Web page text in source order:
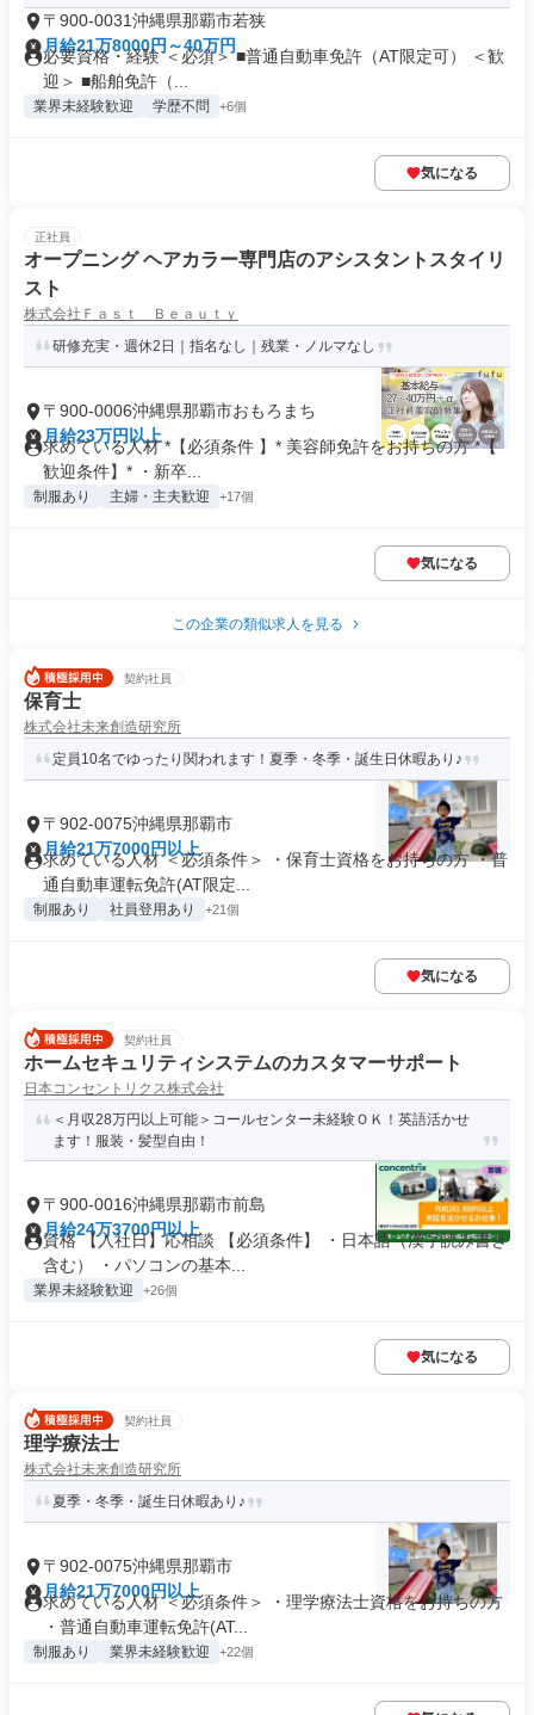
〒900-0031沖縄県那覇市若狭
月給21万8000円～40万円
必要資格・経験 ＜必須＞ ■普通自動車免許（AT限定可） ＜歓
迎＞ ■船舶免許（...
業界未経験歓迎 学歴不問 +6個
気になる
正社員
オープニング ヘアカラー専門店のアシスタントスタイリ
スト
株式会社Ｆａｓｔ Ｂｅａｕｔｙ
研修充実・週休2日｜指名なし｜残業・ノルマなし
〒900-0006沖縄県那覇市おもろまち
月給23万円以上
求めている人材 *【必須条件 】* 美容師免許をお持ちの方 *【
歓迎条件】* ・新卒...
制服あり 主婦・主夫歓迎 +17個
気になる
この企業の類似求人を見る
契約社員
保育士
株式会社未来創造研究所
定員10名でゆったり関われます！夏季・冬季・誕生日休暇あり♪
〒902-0075沖縄県那覇市
月給21万7000円以上
求めている人材 ＜必須条件＞ ・保育士資格をお持ちの方 ・普
通自動車運転免許(AT限定...
制服あり 社員登用あり +21個
気になる
契約社員
ホームセキュリティシステムのカスタマーサポート
日本コンセントリクス株式会社
＜月収28万円以上可能＞コールセンター未経験ＯＫ！英語活かせ
ます！服装・髪型自由！
〒900-0016沖縄県那覇市前島
月給24万3700円以上
資格 【入社日】応相談 【必須条件】 ・日本語（漢字読み書き
含む） ・パソコンの基本...
業界未経験歓迎 +26個
気になる
契約社員
理学療法士
株式会社未来創造研究所
夏季・冬季・誕生日休暇あり♪
〒902-0075沖縄県那覇市
月給21万7000円以上
求めている人材 ＜必須条件＞ ・理学療法士資格をお持ちの方
・普通自動車運転免許(AT...
制服あり 業界未経験歓迎 +22個